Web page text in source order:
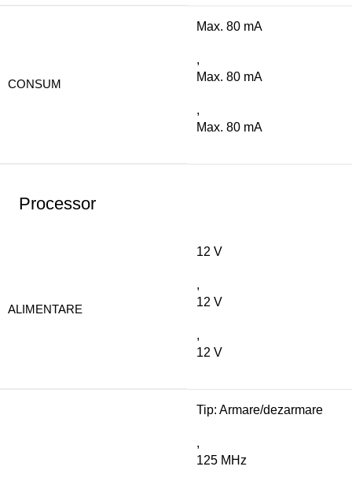
CONSUM
Max. 80 mA
,
Max. 80 mA
,
Max. 80 mA
Processor
ALIMENTARE
12 V
,
12 V
,
12 V
Tip: Armare/dezarmare
,
125 MHz